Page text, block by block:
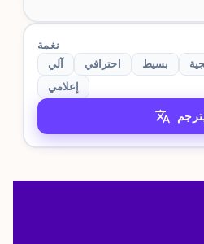
نغمة
آلي
احترافي بسيط
إعلامي